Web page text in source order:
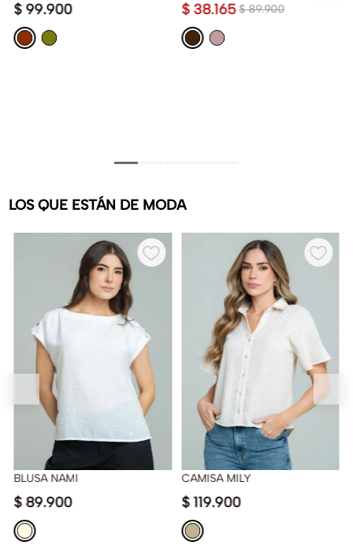
$ 99.900
$ 89.900
$ 38.165
LOS QUE ESTÁN DE MODA
BLUSA NAMI
$ 89.900
CAMISA MILY
$ 119.900